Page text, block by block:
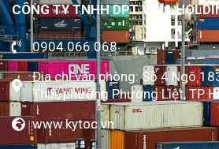
CÔNG TY TNHH DPT VINA
0904.066.068
Địa chỉ văn phòng: Số 4 Ngõ
Thái, phường Phương Liệt, TP
www.kytoc.vn